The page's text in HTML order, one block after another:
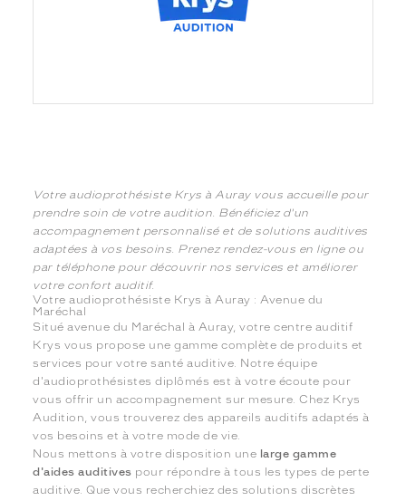
Votre audioprothésiste Krys à Auray vous accueille pour
prendre soin de votre audition. Bénéficiez d'un
accompagnement personnalisé et de solutions auditives
adaptées à vos besoins. Prenez rendez-vous en ligne ou
par téléphone pour découvrir nos services et améliorer
votre confort auditif.
Votre audioprothésiste Krys à Auray : Avenue du
Maréchal
Situé avenue du Maréchal à Auray, votre centre auditif
Krys vous propose une gamme complète de produits et
services pour votre santé auditive. Notre équipe
d'audioprothésistes diplômés est à votre écoute pour
vous offrir un accompagnement sur mesure. Chez Krys
Audition, vous trouverez des appareils auditifs adaptés à
vos besoins et à votre mode de vie.
Nous mettons à votre disposition une large gamme
d'aides auditives pour répondre à tous les types de perte
auditive. Que vous recherchiez des solutions discrètes